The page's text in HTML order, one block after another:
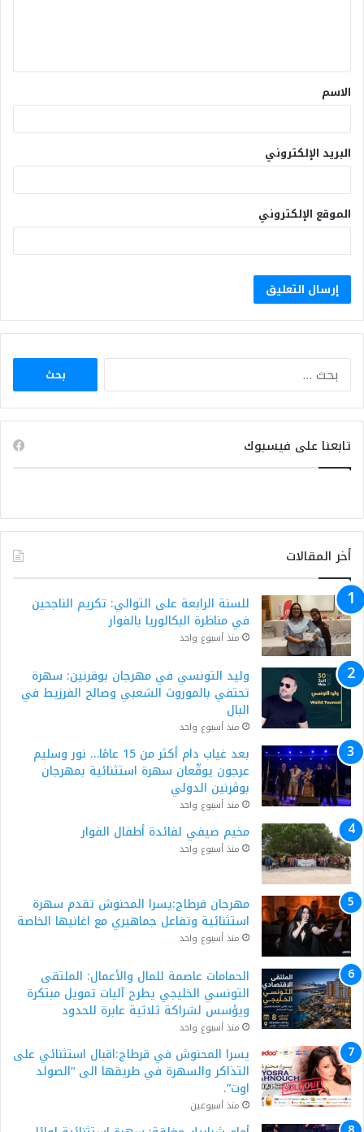
الاسم
البريد الإلكتروني
الموقع الإلكتروني
البحث
تابعنا على فيسبوك
أخر المقالات
للسنة الرابعة على التوالي: تكريم الناجحين
في مناظرة البكالوريا بالفوار
منذ أسبوع واحد
وليد التونسي في مهرجان بوقرنين: سهرة
تحتفي بالموروث الشعبي وصالح الفرزيط في
البال
منذ أسبوع واحد
بعد غياب دام أكثر من 15 عامًا… نور وسليم
عرجون يوقّعان سهرة استثنائية بمهرجان
بوڨرنين الدولي
منذ أسبوع واحد
مخيم صيفي لفائدة أطفال الفوار
منذ أسبوع واحد
مهرجان قرطاج:يسرا المحنوش تقدم سهرة
استثنائية وتفاعل جماهيري مع اغانيها الخاصة
منذ أسبوع واحد
الحمامات عاصمة للمال والأعمال: الملتقى
التونسي الخليجي يطرح آليات تمويل مبتكرة
ويؤسس لشراكة ثلاثية عابرة للحدود
منذ أسبوع واحد
يسرا المحنوش في قرطاج:اقبال استثنائي على
التذاكر والسهرة في طريقها الى “الصولد
اوت”.
منذ أسبوعين